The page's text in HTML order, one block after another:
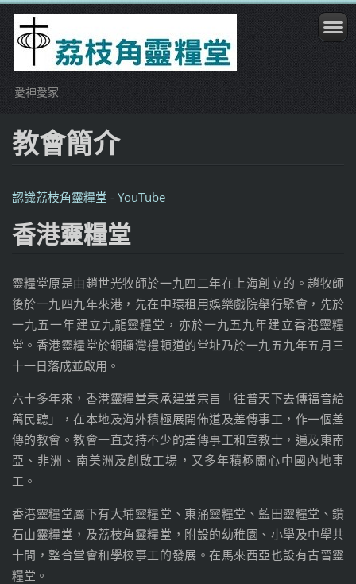
愛神愛家
教會簡介
認識荔枝角靈糧堂 - YouTube
香港靈糧堂
靈糧堂原是由趙世光牧師於一九四二年在上海創立的。趙牧師
後於一九四九年來港，先在中環租用娛樂戲院舉行聚會，先於
一九五一年建立九龍靈糧堂，亦於一九五九年建立香港靈糧
堂。香港靈糧堂於銅鑼灣禮頓道的堂址乃於一九五九年五月三
十一日落成並啟用。
六十多年來，香港靈糧堂秉承建堂宗旨「往普天下去傳福音給
萬民聽」，在本地及海外積極展開佈道及差傳事工，作一個差
傳的教會。教會一直支持不少的差傳事工和宣教士，遍及東南
亞、非洲、南美洲及創啟工場，又多年積極關心中國內地事
工。
香港靈糧堂屬下有大埔靈糧堂、東涌靈糧堂、藍田靈糧堂、鑽
石山靈糧堂，及荔枝角靈糧堂，附設的幼稚園、小學及中學共
十間，整合堂會和學校事工的發展。在馬來西亞也設有古晉靈
糧堂。